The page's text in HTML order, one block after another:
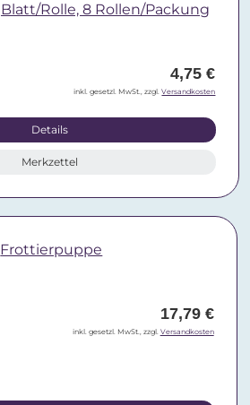
Blatt/Rolle, 8 Rollen/Packung
4,75 €
inkl. gesetzl. MwSt., zzgl.Versandkosten
Details
Merkzettel
Frottierpuppe
17,79 €
inkl. gesetzl. MwSt., zzgl. Versandkosten